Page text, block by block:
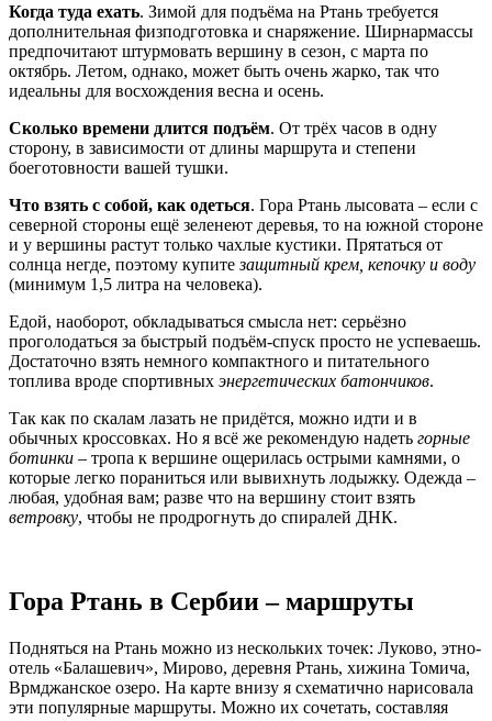
Когда туда ехать. Зимой для подъёма на Ртань требуется
дополнительная физподготовка и снаряжение. Ширнармассы
предпочитают штурмовать вершину в сезон, с марта по
октябрь. Летом, однако, может быть очень жарко, так что
идеальны для восхождения весна и осень.
Сколько времени длится подъём. От трёх часов в одну
сторону, в зависимости от длины маршрута и степени
боеготовности вашей тушки.
Что взять с собой, как одеться. Гора Ртань лысовата – если с
северной стороны ещё зеленеют деревья, то на южной стороне
и у вершины растут только чахлые кустики. Прятаться от
солнца негде, поэтому купитезащитный крем, кепочку и воду
(минимум 1,5 литра на человека).
Едой, наоборот, обкладываться смысла нет: серьёзно
проголодаться за быстрый подъём-спуск просто не успеваешь.
Достаточно взять немного компактного и питательного
топлива вроде спортивных энергетических батончиков.
Так как по скалам лазать не придётся, можно идти и в
обычных кроссовках. Но я всё же рекомендую надеть горные
ботинки – тропа к вершине ощерилась острыми камнями, о
которые легко пораниться или вывихнуть лодыжку. Одежда –
любая, удобная вам; разве что на вершину стоит взять
ветровку, чтобы не продрогнуть до спиралей ДНК.
Гора Ртань в Сербии – маршруты
Подняться на Ртань можно из нескольких точек: Луково, этно-
отель «Балашевич», Мирово, деревня Ртань, хижина Томича,
Врмджанское озеро. На карте внизу я схематично нарисовала
эти популярные маршруты. Можно их сочетать, составляя